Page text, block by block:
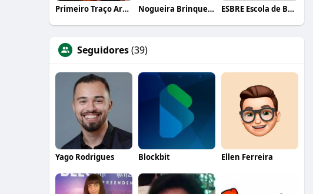
Primeiro Traço Arquitetura Nogueira Brinquedos ESBRE Escola de Bares e Restaurantes
Seguidores(39)
Yago Rodrigues Blockbit Ellen Ferreira